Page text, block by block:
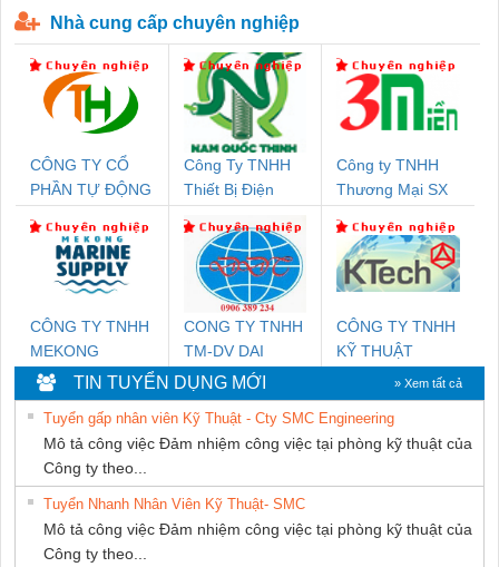
Nhà cung cấp chuyên nghiệp
CÔNG TY CỔ
PHẦN TỰ ĐỘNG
Công Ty TNHH
Thiết Bị Điện
Công ty TNHH
Thương Mại SX
CÔNG TY TNHH
MEKONG
MARINE SUPPLY
CONG TY TNHH
TM-DV DAI
DONG THANH
CÔNG TY TNHH
KỸ THUẬT
KTECH VIỆT
NAM
TIN TUYỂN DỤNG MỚI » Xem tất cả
Tuyển gấp nhân viên Kỹ Thuật - Cty SMC Engineering
Mô tả công việc Đảm nhiệm công việc tại phòng kỹ thuật của
Công ty theo...
Tuyển Nhanh Nhân Viên Kỹ Thuật- SMC
Mô tả công việc Đảm nhiệm công việc tại phòng kỹ thuật của
Công ty theo...